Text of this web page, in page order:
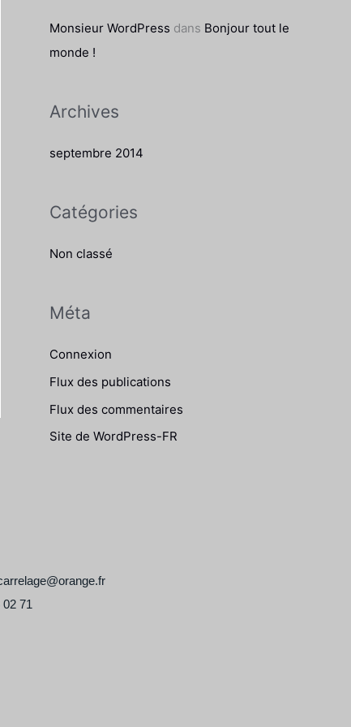
Monsieur WordPress dans Bonjour tout le
monde !
Archives
septembre 2014
Catégories
Non classé
Méta
Connexion
Flux des publications
Flux des commentaires
Site de WordPress-FR
71